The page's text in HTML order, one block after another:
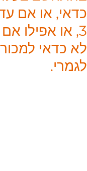
כדאי, או אם
3, או אפילו אם
לא כדאי
לגמרי.